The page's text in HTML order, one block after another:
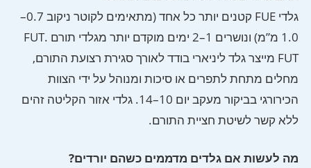
גלדי FUE קטנים יותר כל אחד (מתאימים לקוטר ניקוב 0.7–
1.0 מ”מ) ונושרים 1–2 ימים מוקדם יותר מגלדי תורם FUT.
FUT מייצר גלד ליניארי בודד לאורך סגירת רצועת התורם,
מחלים מתחת לתפרים או סיכות ומנוהל על ידי הצוות
הכירורגי בביקור מעקב יום 10–14. גלדי אזור הקליטה זהים
ללא קשר לשיטת חציית התורם.
מה לעשות אם גלדים מדממים כשהם יורדים?